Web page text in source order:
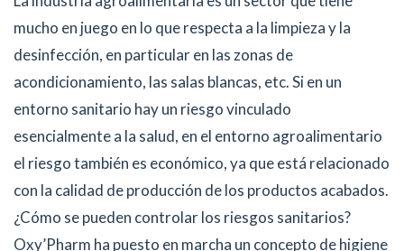
mucho en juego en lo que respecta a la limpieza y la
desinfección, en particular en las zonas de
acondicionamiento, las salas blancas, etc. Si en un
entorno sanitario hay un riesgo vinculado
esencialmente a la salud, en el entorno agroalimentario
el riesgo también es económico, ya que está relacionado
con la calidad de producción de los productos acabados.
¿Cómo se pueden controlar los riesgos sanitarios?
Oxy’Pharm ha puesto en marcha un concepto de higiene